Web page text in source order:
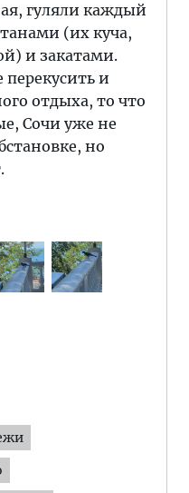
гуляли каждый
(их куча,
и закатами.
и
отдыха, то что
Сочи уже не
но